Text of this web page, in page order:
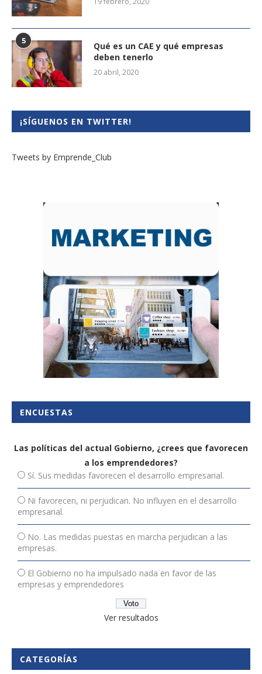
5
Qué es un CAE y qué empresas
deben tenerlo
20 abril, 2020
¡SÍGUENOS EN TWITTER!
Tweets by Emprende_Club
ENCUESTAS
Las políticas del actual Gobierno, ¿crees que favorecen
a los emprendedores?
Sí. Sus medidas favorecen el desarrollo empresarial.
Ni favorecen, ni perjudican. No influyen en el desarrollo
empresarial.
No. Las medidas puestas en marcha perjudican a las
empresas.
El Gobierno no ha impulsado nada en favor de las
empresas y emprendedores
Ver resultados
CATEGORÍAS